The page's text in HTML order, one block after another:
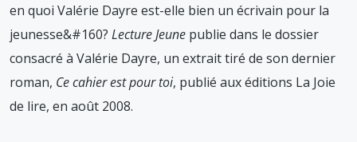
en quoi Valérie Dayre est-elle bien un écrivain pour la
jeunesse&#160? Lecture Jeune publie dans le dossier
consacré à Valérie Dayre, un extrait tiré de son dernier
roman, Ce cahier est pour toi, publié aux éditions La Joie
de lire, en août 2008.